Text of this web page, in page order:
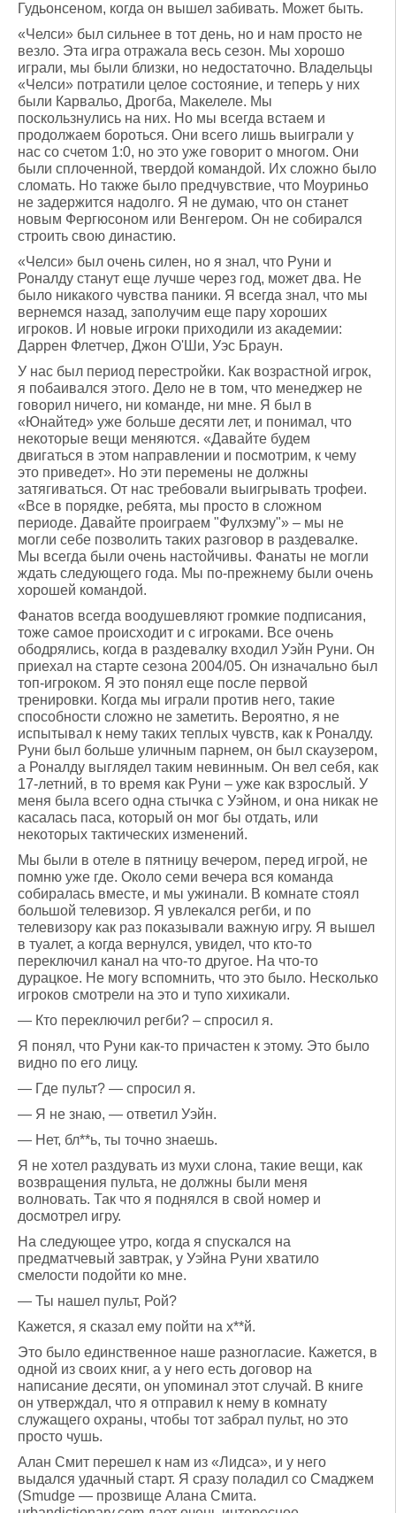
Гудьонсеном, когда он вышел забивать. Может быть.
«Челси» был сильнее в тот день, но и нам просто не
везло. Эта игра отражала весь сезон. Мы хорошо
играли, мы были близки, но недостаточно. Владельцы
«Челси» потратили целое состояние, и теперь у них
были Карвальо, Дрогба, Макелеле. Мы
поскользнулись на них. Но мы всегда встаем и
продолжаем бороться. Они всего лишь выиграли у
нас со счетом 1:0, но это уже говорит о многом. Они
были сплоченной, твердой командой. Их сложно было
сломать. Но также было предчувствие, что Моуриньо
не задержится надолго. Я не думаю, что он станет
новым Фергюсоном или Венгером. Он не собирался
строить свою династию.
«Челси» был очень силен, но я знал, что Руни и
Роналду станут еще лучше через год, может два. Не
было никакого чувства паники. Я всегда знал, что мы
вернемся назад, заполучим еще пару хороших
игроков. И новые игроки приходили из академии:
Даррен Флетчер, Джон О'Ши, Уэс Браун.
У нас был период перестройки. Как возрастной игрок,
я побаивался этого. Дело не в том, что менеджер не
говорил ничего, ни команде, ни мне. Я был в
«Юнайтед» уже больше десяти лет, и понимал, что
некоторые вещи меняются. «Давайте будем
двигаться в этом направлении и посмотрим, к чему
это приведет». Но эти перемены не должны
затягиваться. От нас требовали выигрывать трофеи.
«Все в порядке, ребята, мы просто в сложном
периоде. Давайте проиграем "Фулхэму"» – мы не
могли себе позволить таких разговор в раздевалке.
Мы всегда были очень настойчивы. Фанаты не могли
ждать следующего года. Мы по-прежнему были очень
хорошей командой.
Фанатов всегда воодушевляют громкие подписания,
тоже самое происходит и с игроками. Все очень
ободрялись, когда в раздевалку входил Уэйн Руни. Он
приехал на старте сезона 2004/05. Он изначально был
топ-игроком. Я это понял еще после первой
тренировки. Когда мы играли против него, такие
способности сложно не заметить. Вероятно, я не
испытывал к нему таких теплых чувств, как к Роналду.
Руни был больше уличным парнем, он был скаузером,
а Роналду выглядел таким невинным. Он вел себя, как
17-летний, в то время как Руни – уже как взрослый. У
меня была всего одна стычка с Уэйном, и она никак не
касалась паса, который он мог бы отдать, или
некоторых тактических изменений.
Мы были в отеле в пятницу вечером, перед игрой, не
помню уже где. Около семи вечера вся команда
собиралась вместе, и мы ужинали. В комнате стоял
большой телевизор. Я увлекался регби, и по
телевизору как раз показывали важную игру. Я вышел
в туалет, а когда вернулся, увидел, что кто-то
переключил канал на что-то другое. На что-то
дурацкое. Не могу вспомнить, что это было. Несколько
игроков смотрели на это и тупо хихикали.
— Кто переключил регби? – спросил я.
Я понял, что Руни как-то причастен к этому. Это было
видно по его лицу.
— Где пульт? — спросил я.
— Я не знаю, — ответил Уэйн.
— Нет, бл**ь, ты точно знаешь.
Я не хотел раздувать из мухи слона, такие вещи, как
возвращения пульта, не должны были меня
волновать. Так что я поднялся в свой номер и
досмотрел игру.
На следующее утро, когда я спускался на
предматчевый завтрак, у Уэйна Руни хватило
смелости подойти ко мне.
— Ты нашел пульт, Рой?
Кажется, я сказал ему пойти на х**й.
Это было единственное наше разногласие. Кажется, в
одной из своих книг, а у него есть договор на
написание десяти, он упоминал этот случай. В книге
он утверждал, что я отправил к нему в комнату
служащего охраны, чтобы тот забрал пульт, но это
просто чушь.
Алан Смит перешел к нам из «Лидса», и у него
выдался удачный старт. Я сразу поладил со Смаджем
(Smudge — прозвище Алана Смита.